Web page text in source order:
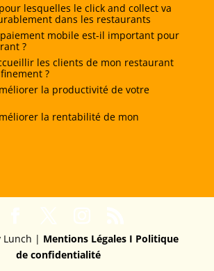
lesquelles le click and collect va
dans les restaurants
mobile est-il important pour
?
les clients de mon restaurant
?
la productivité de votre
la rentabilité de mon
Lunch | Mentions Légales I Politique
de confidentialité